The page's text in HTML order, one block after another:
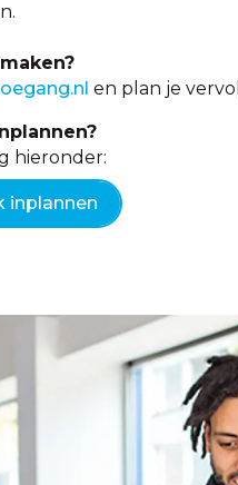
en plan je
hieronder:
inplannen